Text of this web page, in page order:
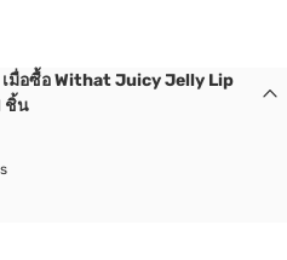
มื่อซื้อ Withat Juicy Jelly Lip
ชิ้น